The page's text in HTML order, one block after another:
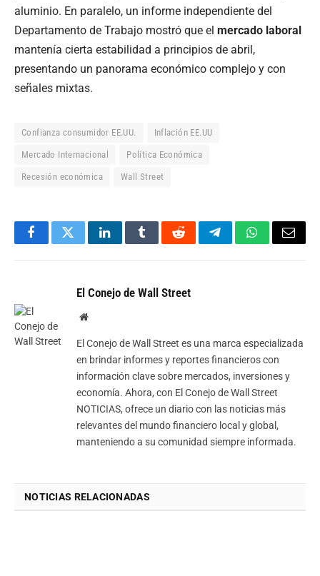
aluminio. En paralelo, un informe independiente del
Departamento de Trabajo mostró que el mercado laboral
mantenía cierta estabilidad a principios de abril,
presentando un panorama económico complejo y con
señales mixtas.
Confianza consumidor EE.UU. Inflación EE.UU
Mercado Internacional Política Económica
Recesión económica Wall Street
FacebookTwitterLinkedInTumblrRedditTelegramWhatsApp
Email
El Conejo de Wall Street
Website
El Conejo de Wall Street es una marca especializada
en brindar informes y reportes financieros con
información clave sobre mercados, inversiones y
economía. Ahora, con El Conejo de Wall Street
NOTICIAS, ofrece un diario con las noticias más
relevantes del mundo financiero local y global,
manteniendo a su comunidad siempre informada.
NOTICIAS RELACIONADAS